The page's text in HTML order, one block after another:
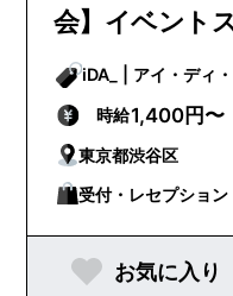
会】イベント
iDA_ | アイ・デ
時給1,400円〜
東京都渋谷区
受付・レセプショ
お気に入り